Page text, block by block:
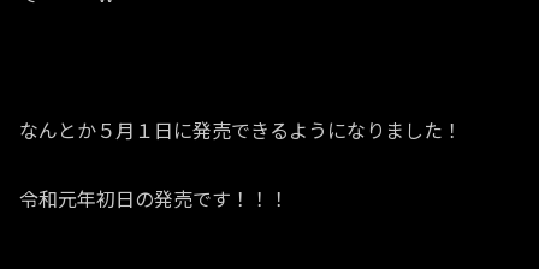
なんとか５月１日に発売できるようになりました！
令和元年初日の発売です！！！